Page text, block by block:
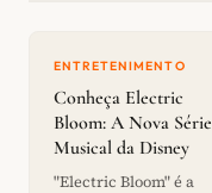
ENTRETENIMENTO
Conheça Electric
Bloom: A Nova Série
Musical da Disney
"Electric Bloom" é a